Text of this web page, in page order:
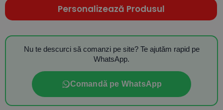
Personalizează Produsul
Nu te descurci să comanzi pe site? Te ajutăm rapid pe
WhatsApp.
Comandă pe WhatsApp